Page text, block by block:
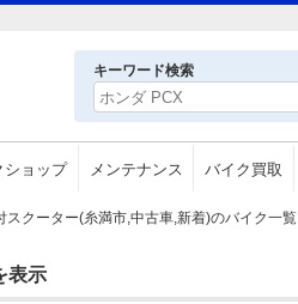
キーワード検索
ショップ メンテナンス バイク買取
スクーター(糸満市,中古車,新着)のバイク一覧
表示